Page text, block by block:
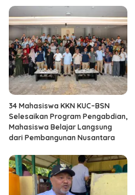
34 Mahasiswa KKN KUC–BSN
Selesaikan Program Pengabdian,
Mahasiswa Belajar Langsung
dari Pembangunan Nusantara